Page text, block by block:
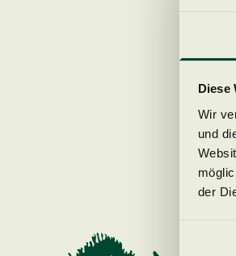
Diese
Wir
und
der